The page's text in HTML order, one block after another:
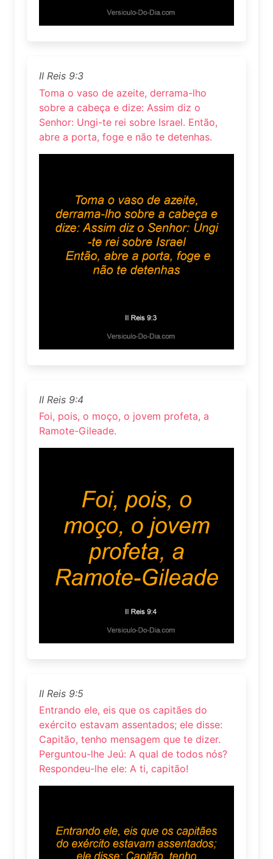
II Reis 9:3
Toma o vaso de azeite, derrama-lho
sobre a cabeça e dize: Assim diz o
Senhor: Ungi-te rei sobre Israel. Então,
abre a porta, foge e não te detenhas.
II Reis 9:4
Foi, pois, o moço, o jovem profeta, a
Ramote-Gileade.
II Reis 9:5
Entrando ele, eis que os capitães do
exército estavam assentados; ele disse:
Capitão, tenho mensagem que te dizer.
Perguntou-lhe Jeú: A qual de todos nós?
Respondeu-lhe ele: A ti, capitão!